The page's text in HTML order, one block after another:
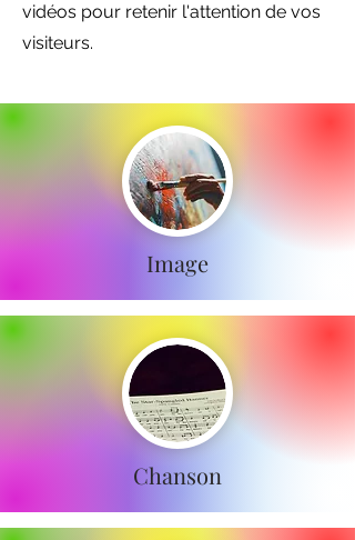
vidéos pour retenir l'attention de vos
visiteurs.
Image
Chanson